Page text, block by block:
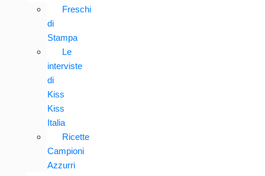
Freschi
di
Stampa
Le
interviste
di
Kiss
Kiss
Italia
Ricette
Campioni
Azzurri